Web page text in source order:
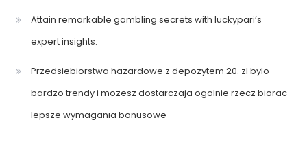
Attain remarkable gambling secrets with luckypari’s
expert insights.
Przedsiebiorstwa hazardowe z depozytem 20. zl bylo
bardzo trendy i mozesz dostarczaja ogolnie rzecz biorac
lepsze wymagania bonusowe